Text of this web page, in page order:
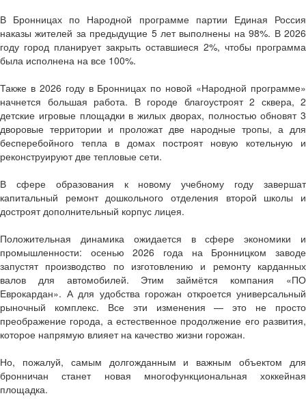
В Бронницах по Народной программе партии Единая Россия
наказы жителей за предыдущие 5 лет выполнены на 98%. В 2026
году город планирует закрыть оставшиеся 2%, чтобы программа
была исполнена на все 100%.
Также в 2026 году в Бронницах по новой «Народной программе»
начнется большая работа. В городе благоустроят 2 сквера, 2
детские игровые площадки в жилых дворах, полностью обновят 3
дворовые территории и проложат две народные тропы, а для
бесперебойного тепла в домах построят новую котельную и
реконструируют две тепловые сети.
В сфере образования к новому учебному году завершат
капитальный ремонт дошкольного отделения второй школы и
достроят дополнительный корпус лицея.
Положительная динамика ожидается в сфере экономики и
промышленности: осенью 2026 года на Бронницком заводе
запустят производство по изготовлению и ремонту карданных
валов для автомобилей. Этим займётся компания «ПО
Еврокардан». А для удобства горожан откроется универсальный
рыночный комплекс. Все эти изменения — это не просто
преображение города, а естественное продолжение его развития,
которое напрямую влияет на качество жизни горожан.
Но, пожалуй, самым долгожданным и важным объектом для
бронничан станет новая многофункциональная хоккейная
площадка.